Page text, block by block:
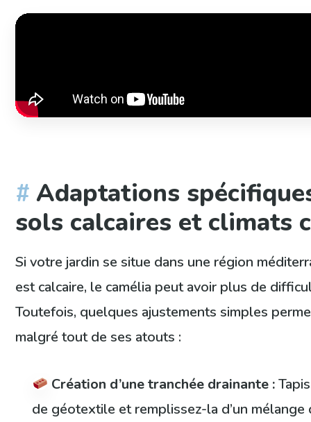
Adaptations
sols calcaires et climats
Si votre jardin se situe dans une région
est calcaire, le camélia peut avoir plus de
Toutefois, quelques ajustements simples
malgré tout de ses atouts :
Création d’une tranchée drainante :
de géotextile et remplissez-la d’un mélange